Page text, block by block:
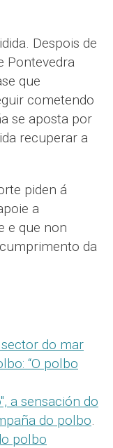
Despois de
Pontevedra
que
cometendo
se aposta por
recuperar a
piden á
a
e que non
da
do mar
“O polbo
a sensación do
do polbo.
polbo